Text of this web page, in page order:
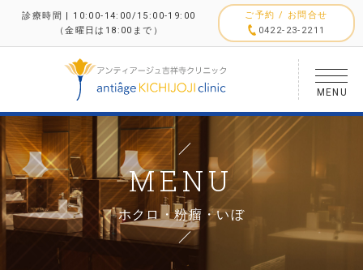
診療時間 | 10:00-14:00/15:00-19:00
（金曜日は18:00まで）
ご予約 / お問合せ
0422-23-2211
MENU
MENU
ホクロ・粉瘤・いぼ